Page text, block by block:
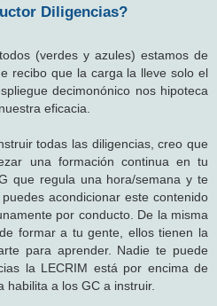
Diligencias?
(verdes y azules) estamos de
recibo que la carga la lleve solo el
decimonónico nos hipoteca
eficacia.
todas las diligencias, creo que
una formación continua en tu
que regula una hora/semana y te
acondicionar este contenido
por conducto. De la misma
formar a tu gente, ellos tienen la
para aprender. Nadie te puede
la LECRIM está por encima de
habilita a los GC a instruir.